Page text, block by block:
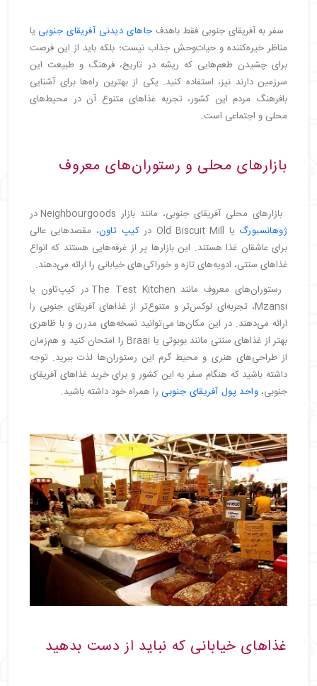
سفر به آفریقای جنوبی فقط باهدف جاهای دیدنی آفریقای جنوبی یا
مناظر خیره‌کننده و حیات‌وحش جذاب نیست؛ بلکه باید از این فرصت
برای چشیدن طعم‌هایی که ریشه در تاریخ، فرهنگ و طبیعت این
سرزمین دارند نیز، استفاده کنید. یکی از بهترین راه‌ها برای آشنایی
بافرهنگ مردم این کشور، تجربه غذاهای متنوع آن در محیط‌های
محلی و اجتماعی است.
بازارهای محلی و رستوران‌های معروف
بازارهای محلی آفریقای جنوبی، مانند بازار Neighbourgoods در
ژوهانسبورگ یا Old Biscuit Mill در کیپ‌ تاون، مقصدهایی عالی
برای عاشقان غذا هستند. این بازارها پر از غرفه‌هایی هستند که انواع
غذاهای سنتی، ادویه‌های تازه و خوراکی‌های خیابانی را ارائه می‌دهند.
رستوران‌های معروف مانند The Test Kitchen در کیپ‌تاون یا
Mzansi، تجربه‌ای لوکس‌تر و متنوع‌تر از غذاهای آفریقای جنوبی را
ارائه می‌دهند. در این مکان‌ها می‌توانید نسخه‌های مدرن و با ظاهری
بهتر از غذاهای سنتی مانند بوبوتی یا Braai را امتحان کنید و هم‌زمان
از طراحی‌های هنری و محیط گرم این رستوران‌ها لذت ببرید. توجه
داشته باشید که هنگام سفر به این کشور و برای خرید غذاهای آفریقای
جنوبی، واحد پول آفریقای جنوبی را همراه خود داشته باشید.
غذاهای خیابانی که نباید از دست بدهید